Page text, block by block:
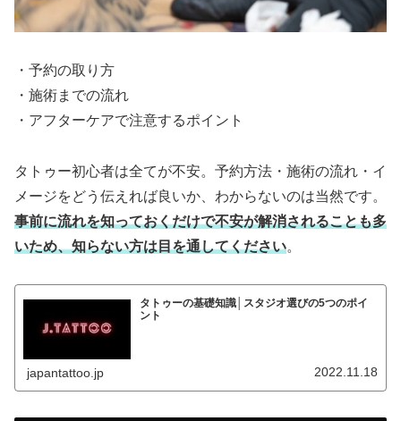
・予約の取り方
・施術までの流れ
・アフターケアで注意するポイント
タトゥー初心者は全てが不安。予約方法・施術の流れ・イ
メージをどう伝えれば良いか、わからないのは当然です。
事前に流れを知っておくだけで不安が解消されることも多
いため、知らない方は目を通してください。
タトゥーの基礎知識│スタジオ選びの5つのポイ
ント
japantattoo.jp 2022.11.18